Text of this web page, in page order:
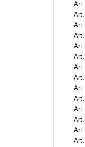
Art.
Art.
Art.
Art.
Art. 66
Art.
Art. 69